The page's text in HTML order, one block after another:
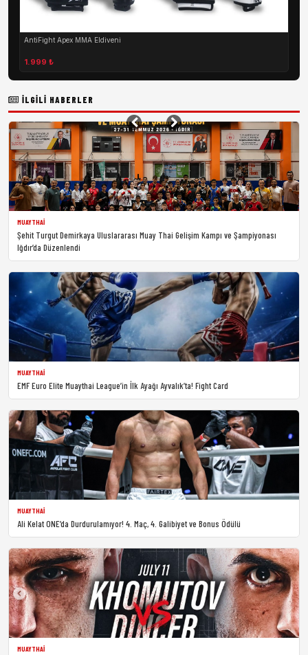
AntiFight Apex MMA Eldiveni
1.999 ₺
İLGILI HABERLER
MUAYTHAI
Şehit Turgut Demirkaya Uluslararası Muay Thai Gelişim Kampı ve Şampiyonası
Iğdır’da Düzenlendi
MUAYTHAI
EMF Euro Elite Muaythai League’in İlk Ayağı Ayvalık’ta! Fight Card
MUAYTHAI
Ali Kelat ONE’da Durdurulamıyor! 4. Maç, 4. Galibiyet ve Bonus Ödülü
MUAYTHAI